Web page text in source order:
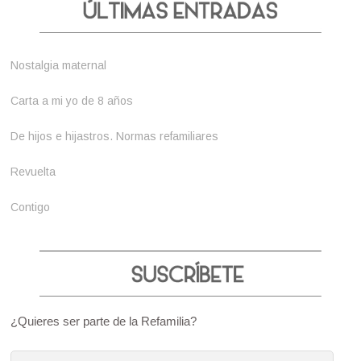
Nostalgia maternal
Carta a mi yo de 8 años
De hijos e hijastros. Normas refamiliares
Revuelta
Contigo
¿Quieres ser parte de la Refamilia?